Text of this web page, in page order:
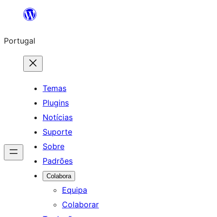
Saltar
o
conteúdo
Portugal
Temas
Plugins
Notícias
Suporte
Sobre
Padrões
Colabora
Equipa
Colaborar